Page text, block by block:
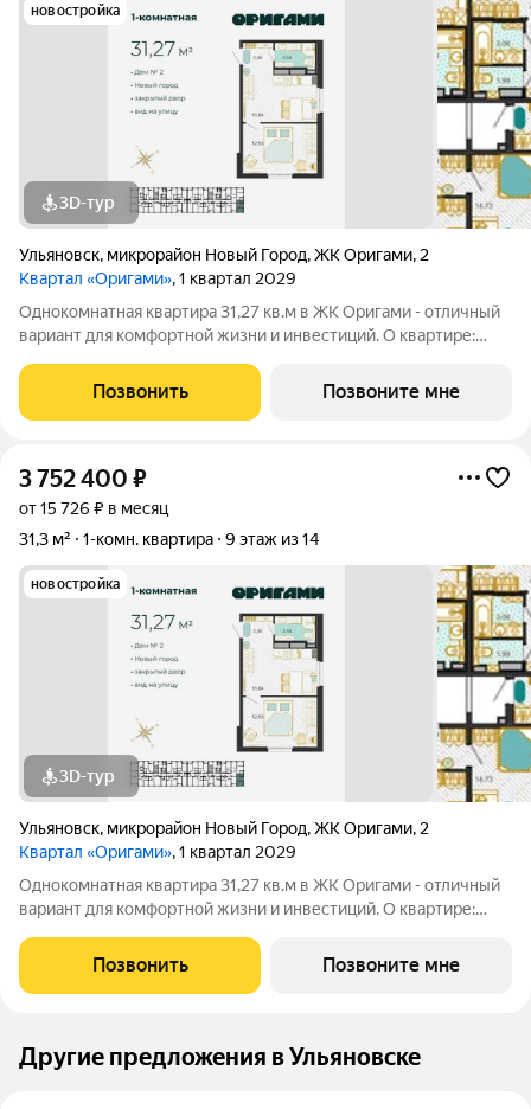
новостройка
3D-тур
Ульяновск, микрорайон Новый Город,ЖК Оригами, 2
Квартал «Оригами», 1 квартал 2029
Однокомнатная квартира 31,27 кв.м в ЖК Оригами - отличный
вариант для комфортной жизни и инвестиций. О квартире:
естественная освещенность базовая отделка: стяжка пола,
установлены счетчики
Позвонить Позвоните мне
3 752 400 ₽
от 15 726 ₽ в месяц
31,3 м²
1-комн. квартира 9 этаж из 14
новостройка
3D-тур
Ульяновск, микрорайон Новый Город,ЖК Оригами, 2
Квартал «Оригами», 1 квартал 2029
Однокомнатная квартира 31,27 кв.м в ЖК Оригами - отличный
вариант для комфортной жизни и инвестиций. О квартире:
естественная освещенность базовая отделка: стяжка пола,
установлены счетчики
Позвонить Позвоните мне
Другие предложения в Ульяновске